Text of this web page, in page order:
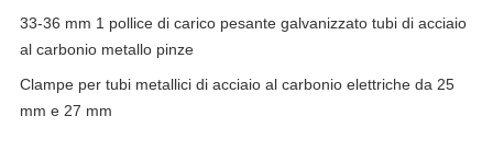
33-36 mm 1 pollice di carico pesante galvanizzato tubi di acciaio
al carbonio metallo pinze
Clampe per tubi metallici di acciaio al carbonio elettriche da 25
mm e 27 mm